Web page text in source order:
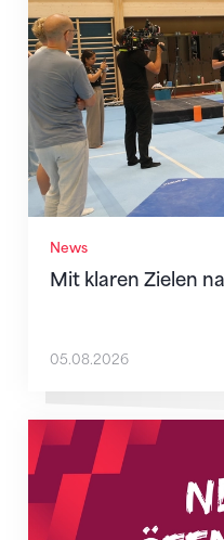
News
Mit klaren Zielen
05.08.2026
Neue Empfangszeiten